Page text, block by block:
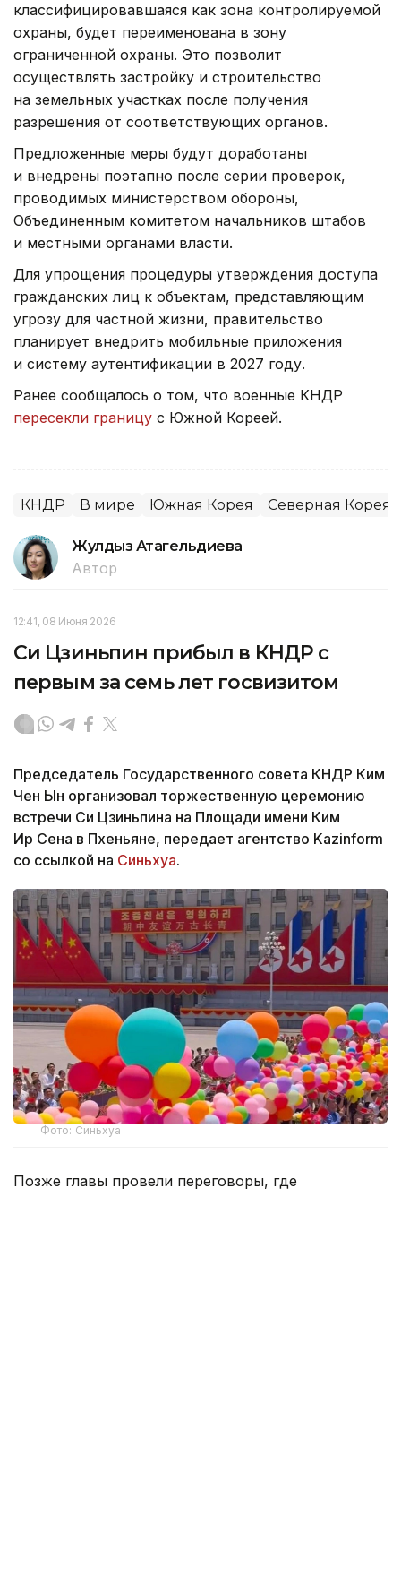
классифицировавшаяся как зона контролируемой
охраны, будет переименована в зону
ограниченной охраны. Это позволит
осуществлять застройку и строительство
на земельных участках после получения
разрешения от соответствующих органов.
Предложенные меры будут доработаны
и внедрены поэтапно после серии проверок,
проводимых министерством обороны,
Объединенным комитетом начальников штабов
и местными органами власти.
Для упрощения процедуры утверждения доступа
гражданских лиц к объектам, представляющим
угрозу для частной жизни, правительство
планирует внедрить мобильные приложения
и систему аутентификации в 2027 году.
Ранее сообщалось о том, что военные КНДР
пересекли границу с Южной Кореей.
КНДР В мире Южная Корея Северная Корея
Жулдыз Атагельдиева
Автор
12:41, 08 Июня 2026
Си Цзиньпин прибыл в КНДР с
первым за семь лет госвизитом
Председатель Государственного совета КНДР Ким
Чен Ын организовал торжественную церемонию
встречи Си Цзиньпина на Площади имени Ким
Ир Сена в Пхеньяне, передает агентство Kazinform
со ссылкой на Синьхуа.
Фото: Синьхуа
Позже главы провели переговоры, где